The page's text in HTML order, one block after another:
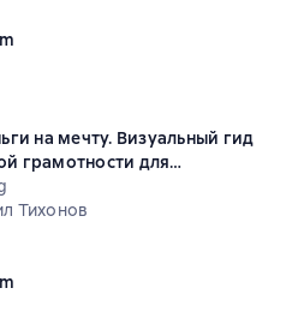
рейтинг 5 на основе 2 оценок
на мечту. Визуальный гид
грамотности для
Тихонов
рейтинг 5 на основе 4 оценок